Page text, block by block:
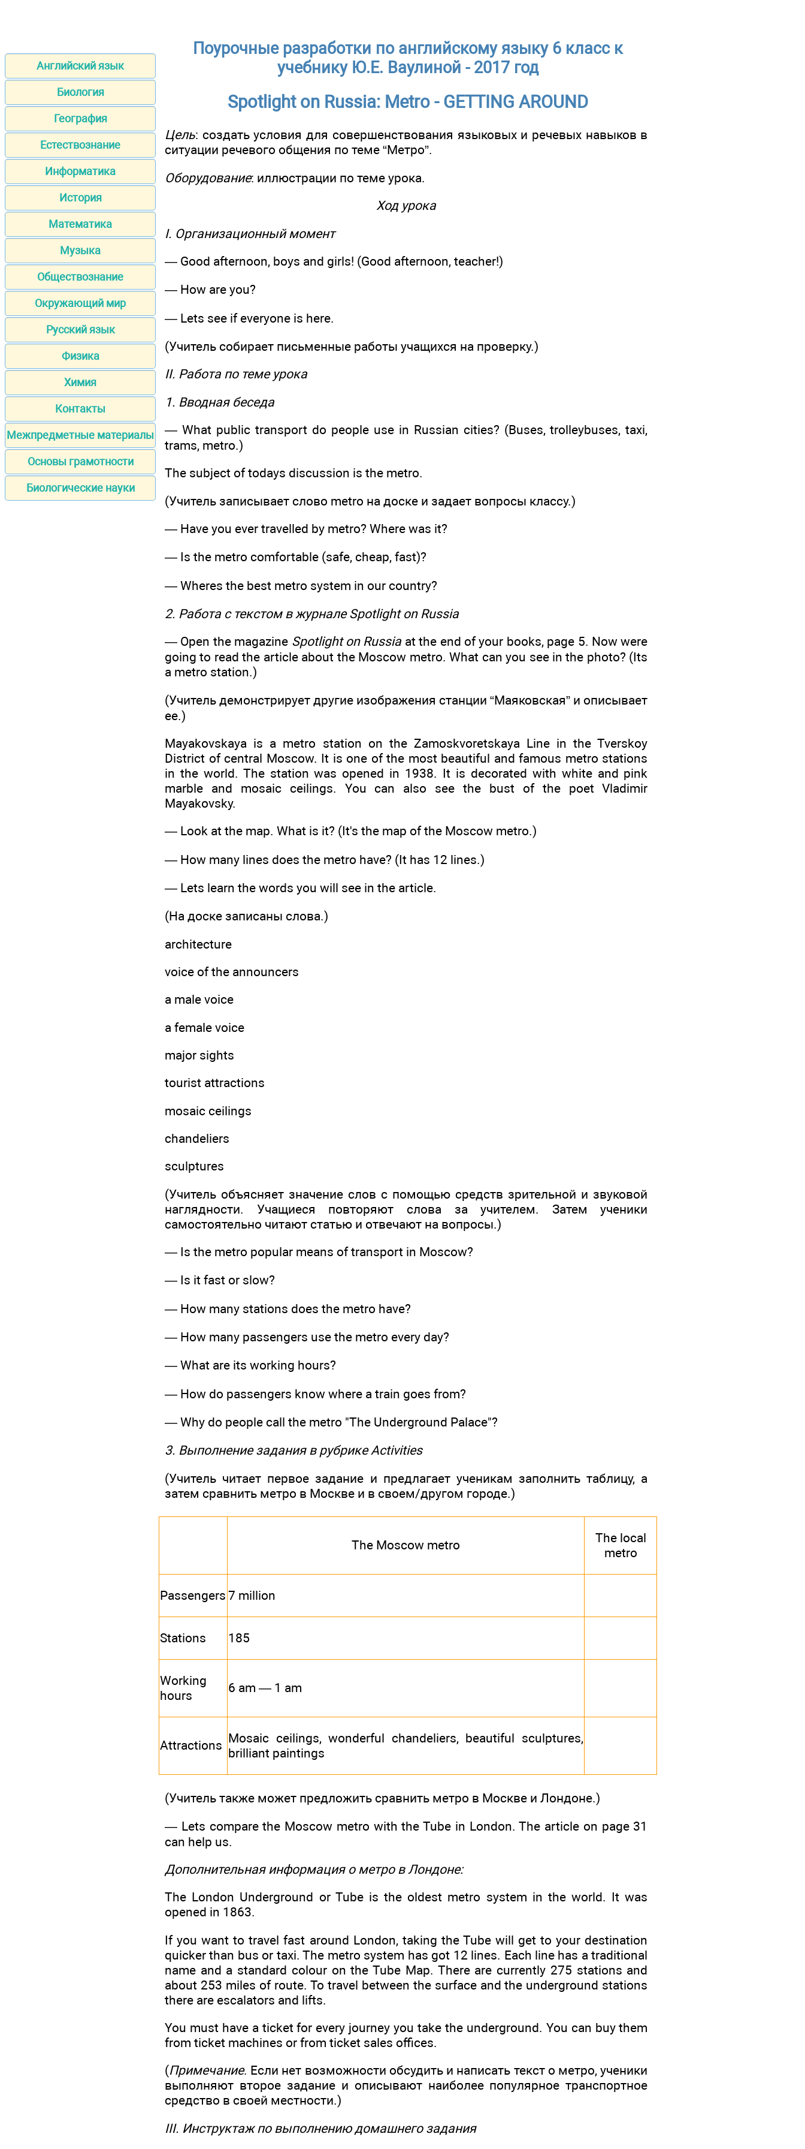
Английский язык
Биология
География
Естествознание
Информатика
История
Математика
Музыка
Обществознание
Окружающий мир
Русский язык
Физика
Химия
Контакты
Межпредметные материалы
Основы грамотности
Биологические науки
Поурочные разработки по английскому языку 6 класс к
учебнику Ю.Е. Ваулиной - 2017 год
Spotlight on Russia: Metro - GETTING AROUND
Цель: создать условия для совершенствования языковых и речевых навыков в
ситуации речевого общения по теме “Метро”.
Оборудование: иллюстрации по теме урока.
Ход урока
I. Организационный момент
— Good afternoon, boys and girls! (Good afternoon, teacher!)
— How are you?
— Lets see if everyone is here.
(Учитель собирает письменные работы учащихся на проверку.)
II. Работа по теме урока
1. Вводная беседа
— What public transport do people use in Russian cities? (Buses, trolleybuses, taxi,
trams, metro.)
The subject of todays discussion is the metro.
(Учитель записывает слово metro на доске и задает вопросы классу.)
— Have you ever travelled by metro? Where was it?
— Is the metro comfortable (safe, cheap, fast)?
— Wheres the best metro system in our country?
2. Работа с текстом в журнале Spotlight on Russia
— Open the magazine Spotlight on Russia at the end of your books, page 5. Now were
going to read the article about the Moscow metro. What can you see in the photo? (Its
a metro station.)
(Учитель демонстрирует другие изображения станции “Маяковская” и описывает
ее.)
Mayakovskaya is a metro station on the Zamoskvoretskaya Line in the Tverskoy
District of central Moscow. It is one of the most beautiful and famous metro stations
in the world. The station was opened in 1938. It is decorated with white and pink
marble and mosaic ceilings. You can also see the bust of the poet Vladimir
Mayakovsky.
— Look at the map. What is it? (It's the map of the Moscow metro.)
— How many lines does the metro have? (It has 12 lines.)
— Lets learn the words you will see in the article.
(На доске записаны слова.)
architecture
voice of the announcers
a male voice
a female voice
major sights
tourist attractions
mosaic ceilings
chandeliers
sculptures
(Учитель объясняет значение слов с помощью средств зрительной и звуковой
наглядности. Учащиеся повторяют слова за учителем. Затем ученики
самостоятельно читают статью и отвечают на вопросы.)
— Is the metro popular means of transport in Moscow?
— Is it fast or slow?
— How many stations does the metro have?
— How many passengers use the metro every day?
— What are its working hours?
— How do passengers know where a train goes from?
— Why do people call the metro "The Underground Palace"?
3. Выполнение задания в рубрике Activities
(Учитель читает первое задание и предлагает ученикам заполнить таблицу, а
затем сравнить метро в Москве и в своем/другом городе.)
The Moscow metro
The local
metro
Passengers 7 million
Stations 185
Working
hours
6 am — 1 am
Attractions Mosaic ceilings, wonderful chandeliers, beautiful sculptures,
brilliant paintings
(Учитель также может предложить сравнить метро в Москве и Лондоне.)
— Lets compare the Moscow metro with the Tube in London. The article on page 31
can help us.
Дополнительная информация о метро в Лондоне:
The London Underground or Tube is the oldest metro system in the world. It was
opened in 1863.
If you want to travel fast around London, taking the Tube will get to your destination
quicker than bus or taxi. The metro system has got 12 lines. Each line has a traditional
name and a standard colour on the Tube Map. There are currently 275 stations and
about 253 miles of route. To travel between the surface and the underground stations
there are escalators and lifts.
You must have a ticket for every journey you take the underground. You can buy them
from ticket machines or from ticket sales offices.
(Примечание. Если нет возможности обсудить и написать текст о метро, ученики
выполняют второе задание и описывают наиболее популярное транспортное
средство в своей местности.)
III. Инструктаж по выполнению домашнего задания